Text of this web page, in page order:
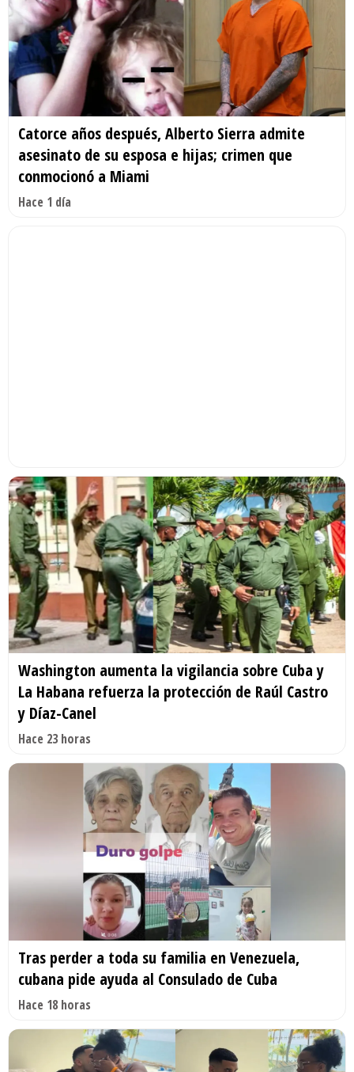
Catorce años después, Alberto Sierra admite
asesinato de su esposa e hijas; crimen que
conmocionó a Miami
Hace 1 día
Washington aumenta la vigilancia sobre Cuba y
La Habana refuerza la protección de Raúl Castro
y Díaz-Canel
Hace 23 horas
Tras perder a toda su familia en Venezuela,
cubana pide ayuda al Consulado de Cuba
Hace 18 horas